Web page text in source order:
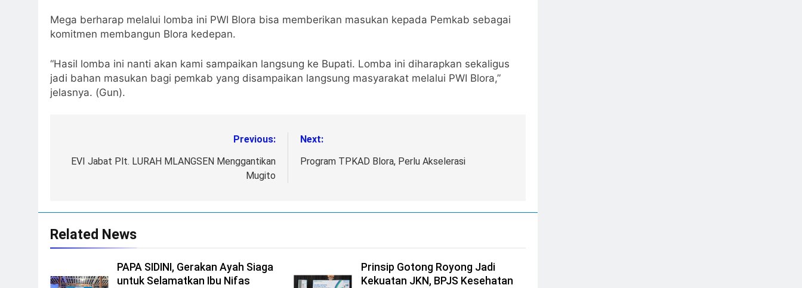
Mega berharap melalui lomba ini PWI Blora bisa memberikan masukan kepada Pemkab sebagai
komitmen membangun Blora kedepan.
“Hasil lomba ini nanti akan kami sampaikan langsung ke Bupati. Lomba ini diharapkan sekaligus
jadi bahan masukan bagi pemkab yang disampaikan langsung masyarakat melalui PWI Blora,”
jelasnya. (Gun).
navigation
Previous:
EVI Jabat Plt. LURAH MLANGSEN Menggantikan
Mugito
Next:
Program TPKAD Blora, Perlu Akselerasi
Related News
PAPA SIDINI, Gerakan Ayah Siaga
untuk Selamatkan Ibu Nifas
Prinsip Gotong Royong Jadi
Kekuatan JKN, BPJS Kesehatan